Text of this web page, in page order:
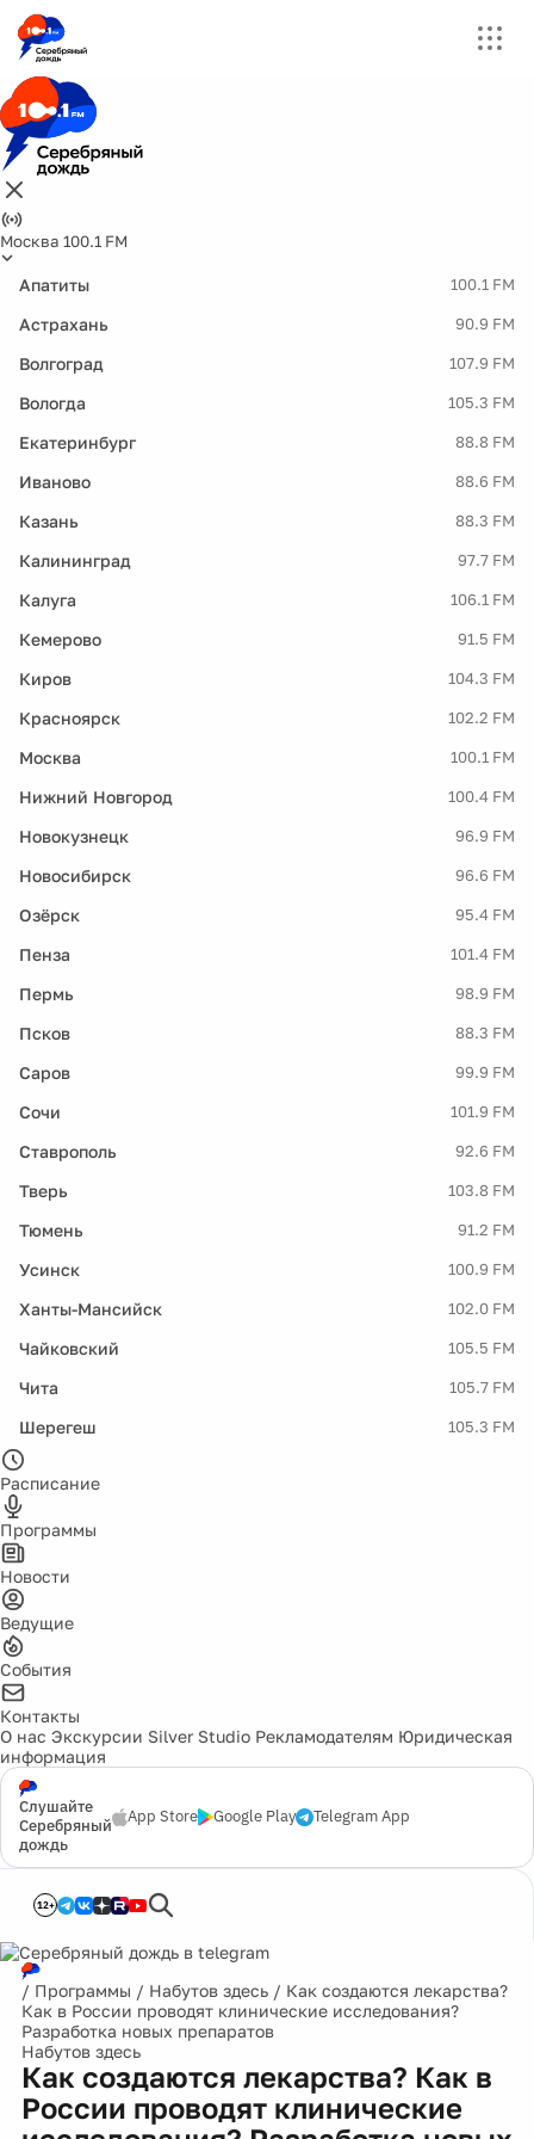
Москва 100.1 FM
Апатиты 100.1 FM
Астрахань 90.9 FM
Волгоград 107.9 FM
Вологда 105.3 FM
Екатеринбург 88.8 FM
Иваново 88.6 FM
Казань 88.3 FM
Калининград 97.7 FM
Калуга 106.1 FM
Кемерово 91.5 FM
Киров 104.3 FM
Красноярск 102.2 FM
Москва 100.1 FM
Нижний Новгород 100.4 FM
Новокузнецк 96.9 FM
Новосибирск 96.6 FM
Озёрск 95.4 FM
Пенза 101.4 FM
Пермь 98.9 FM
Псков 88.3 FM
Саров 99.9 FM
Сочи 101.9 FM
Ставрополь 92.6 FM
Тверь 103.8 FM
Тюмень 91.2 FM
Усинск 100.9 FM
Ханты-Мансийск 102.0 FM
Чайковский 105.5 FM
Чита 105.7 FM
Шерегеш 105.3 FM
Расписание
Программы
Новости
Ведущие
События
Контакты
О нас Экскурсии Silver Studio Рекламодателям Юридическая
информация
Слушайте
Серебряный
дождь
App Store Google Play Telegram App
12+
/ Программы / Набутов здесь / Как создаются лекарства?
Как в России проводят клинические исследования?
Разработка новых препаратов
Набутов здесь
Как создаются лекарства? Как в
России проводят клинические